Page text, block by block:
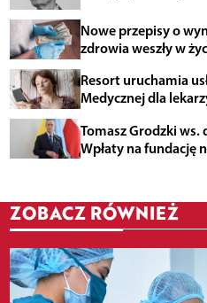
Nowe przepisy o
zdrowia weszły w
Resort uruchamia
Medycznej dla
Tomasz Grodzki ws.
Wpłaty na fundację
ZOBACZ RÓWNIEŻ